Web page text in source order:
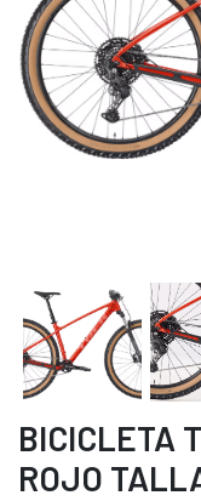
BICICLETA
ROJO